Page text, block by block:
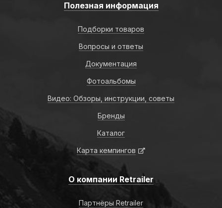
Полезная информация
Подборки товаров
Вопросы и ответы
Документация
Фотоальбомы
Видео: Обзоры, инструкции, советы
Бренды
Каталог
Карта кемпингов
О компании Retrailer
Партнёры Retrailer